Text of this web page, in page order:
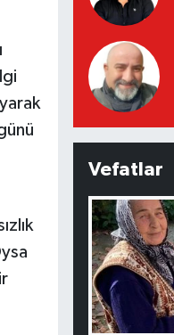
Vefatlar